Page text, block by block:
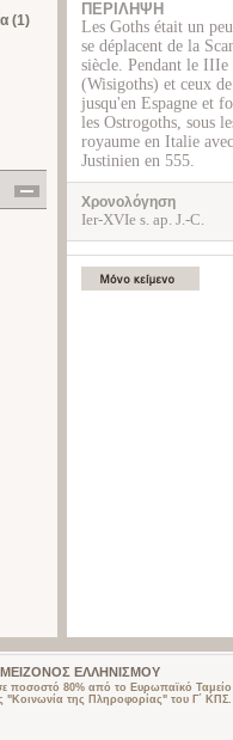
(1)
ΠΕΡΙΛΗΨΗ
Les Goths était un
se déplacent de la
siècle. Pendant le
(Wisigoths) et ceux
jusqu'en Espagne et
les Ostrogoths, sous
royaume en Italie
Justinien en 555.
Χρονολόγηση
Ier-XVIe s. ap. J.-C.
ΜΕΙΖΟΝΟΣ ΕΛΛΗΝΙΣΜΟΥ
ποσοστό 80% από το Ευρωπαϊκό
"Κοινωνία της Πληροφορίας" του Γ΄ ΚΠΣ.